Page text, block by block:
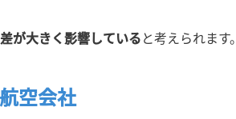
が大きく影響していると考えられます。
空会社